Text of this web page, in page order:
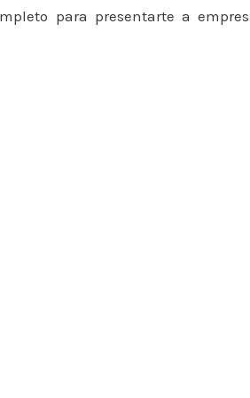
para presentarte a